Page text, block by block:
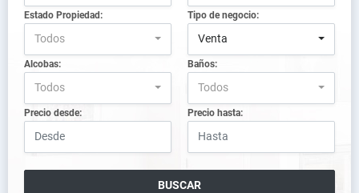
Estado Propiedad:
Todos
Tipo de negocio:
Venta
Alcobas:
Todos
Baños:
Todos
Precio desde: Precio hasta:
BUSCAR